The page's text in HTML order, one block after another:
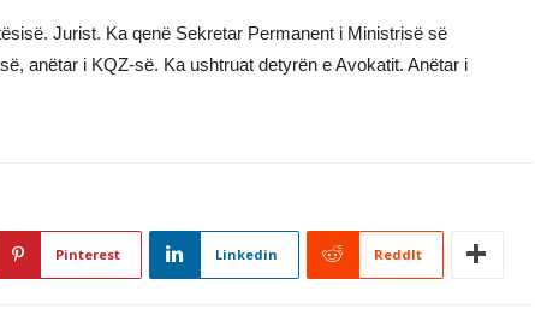
Jurist. Ka qenë Sekretar Permanent i Ministrisë së
anëtar i KQZ-së. Ka ushtruat detyrën e Avokatit. Anëtar i
Pinterest Linkedin ReddIt